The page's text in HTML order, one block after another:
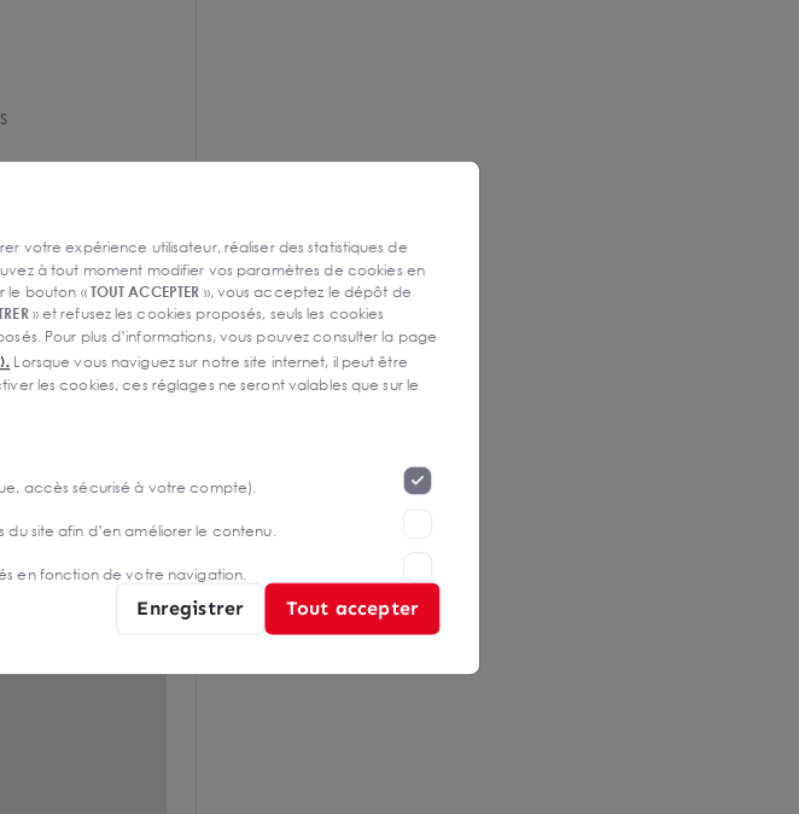
votre expérience utilisateur, réaliser des statistiques de
à tout moment modifier vos paramètres de cookies en
le bouton «TOUT ACCEPTER », vous acceptez le dépôt de
» et refusez les cookies proposés, seuls les cookies
Pour plus d’informations, vous pouvez consulter la page
Lorsque vous naviguez sur notre site internet, il peut être
les cookies, ces réglages ne seront valables que sur le
accès sécurisé à votre compte).
site afin d’en améliorer le contenu.
en fonction de votre navigation.
Enregistrer Tout accepter